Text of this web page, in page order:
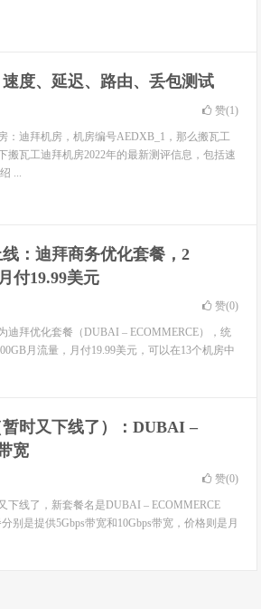
度、延迟、路由、丢包测试
赞(1)
：迪拜机房，机房编号AEDXB_1，那么搬瓦工
瓦工迪拜机房2022年的最新测评信息，包括速
...
：迪拜商务优化套餐，2
付19.99美元
赞(0)
迪拜优化套餐（DUBAI – ECOMMERCE），统
月流量，月付19.99美元，可以在13个机房中
时又下线了）：DUBAI –
宽
赞(0)
下线了，新套餐名是DUBAI – ECOMMERCE
别是提供5Gbps带宽和10Gbps带宽，价格则是月